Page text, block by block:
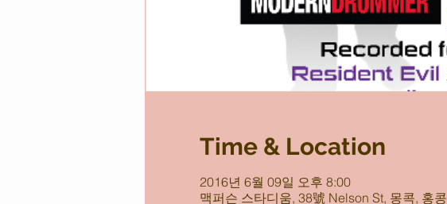
Time & Location
2016년 6월 09일 오후 8:00
맥퍼슨 스타디움, 38號 Nelson St, 몽콕, 홍콩